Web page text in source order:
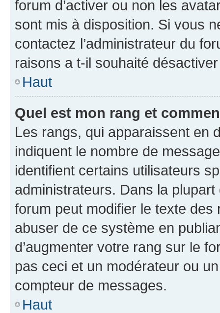
forum d’activer ou non les
sont mis à disposition. Si vous
contactez l’administrateur du
raisons a t-il souhaité
Haut
Quel est mon rang et
Les rangs, qui apparaissent en
indiquent le nombre de
identifient certains utilisateurs
administrateurs. Dans la
forum peut modifier le texte
abuser de ce système en
d’augmenter votre rang sur le
pas ceci et un modérateur ou
compteur de messages.
Haut